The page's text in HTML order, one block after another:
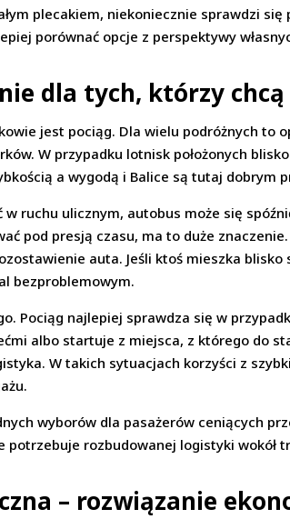
plecakiem, niekoniecznie sprawdzi
porównać opcje z perspektywy
dla tych, którzy
jest pociąg. Dla wielu podróżnych to
W przypadku lotnisk położonych
a wygodą i Balice są tutaj dobrym
ruchu ulicznym, autobus może się
pod presją czasu, ma to duże
auta. Jeśli ktoś mieszka
bezproblemowym.
Pociąg najlepiej sprawdza się w
albo startuje z miejsca, z którego do
W takich sytuacjach korzyści z
wyborów dla pasażerów ceniących
rozbudowanej logistyki wokół
– rozwiązanie